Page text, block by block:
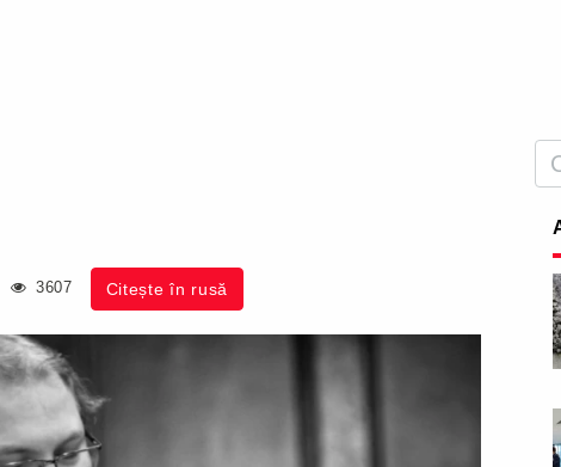
3607 Citește în rusă